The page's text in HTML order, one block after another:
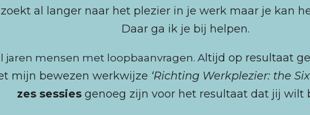
al langer naar het plezier in je werk maar je kan
Daar ga ik je bij helpen.
jaren mensen met loopbaanvragen. Altijd op resultaat
mijn bewezen werkwijze ‘Richting Werkplezier: the
zes sessies genoeg zijn voor het resultaat dat jij wilt